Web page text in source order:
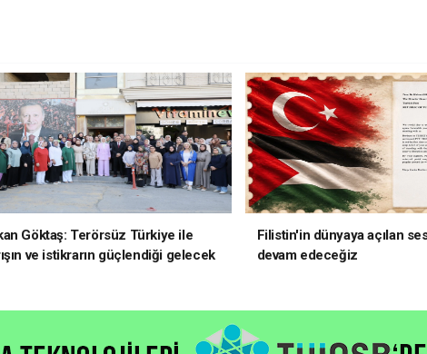
Göktaş: Terörsüz Türkiye ile
ve istikrarın güçlendiği gelecek
Filistin'in dünyaya açılan
devam edeceğiz